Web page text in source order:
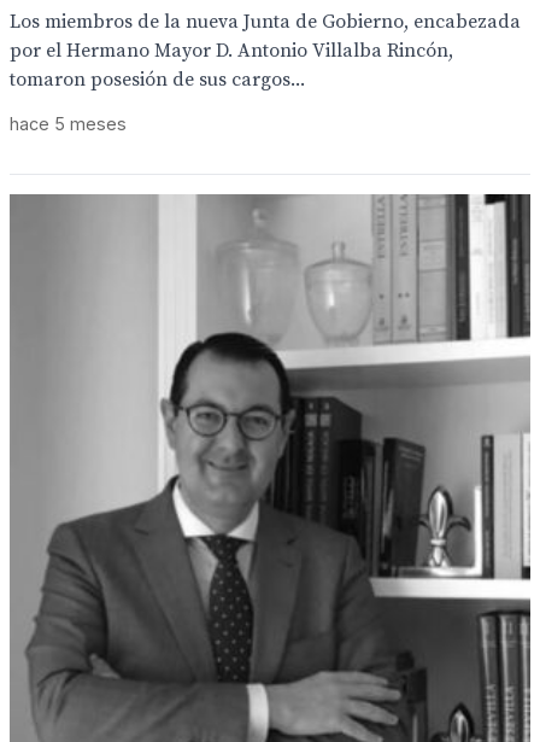
Los miembros de la nueva Junta de Gobierno, encabezada
por el Hermano Mayor D. Antonio Villalba Rincón,
tomaron posesión de sus cargos...
hace 5 meses